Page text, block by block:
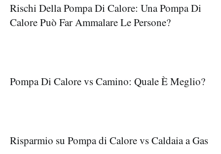
Rischi Della Pompa Di Calore: Una Pompa Di
Calore Può Far Ammalare Le Persone?
Pompa Di Calore vs Camino: Quale È Meglio?
Risparmio su Pompa di Calore vs Caldaia a Gas